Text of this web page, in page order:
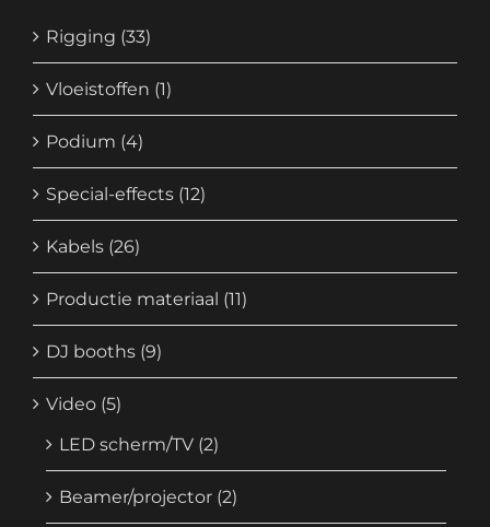
Rigging (33)
Vloeistoffen (1)
Podium (4)
Special-effects (12)
Kabels (26)
Productie materiaal (11)
DJ booths (9)
Video (5)
LED scherm/TV (2)
Beamer/projector (2)